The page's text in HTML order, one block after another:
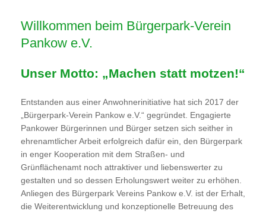
Willkommen beim Bürgerpark-Verein
Pankow e.V.
Unser Motto: „Machen statt motzen!“
Entstanden aus einer Anwohnerinitiative hat sich 2017 der
„Bürgerpark-Verein Pankow e.V.“ gegründet. Engagierte
Pankower Bürgerinnen und Bürger setzen sich seither in
ehrenamtlicher Arbeit erfolgreich dafür ein, den Bürgerpark
in enger Kooperation mit dem Straßen- und
Grünflächenamt noch attraktiver und liebenswerter zu
gestalten und so dessen Erholungswert weiter zu erhöhen.
Anliegen des Bürgerpark Vereins Pankow e.V. ist der Erhalt,
die Weiterentwicklung und konzeptionelle Betreuung des